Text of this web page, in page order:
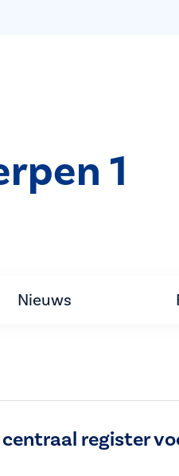
1
Nieuws
register